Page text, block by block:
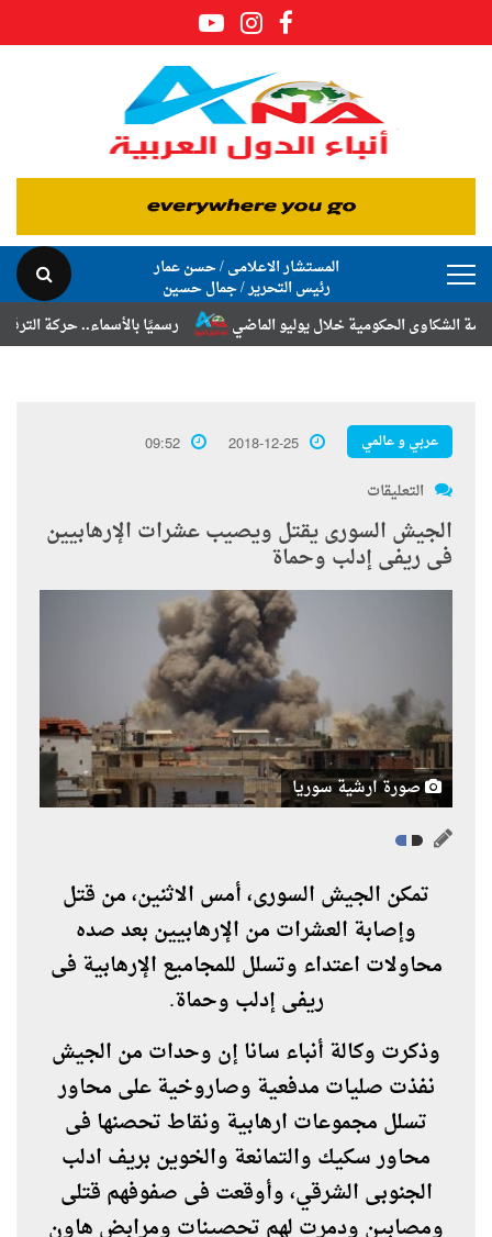
المستشار الاعلامى / حسن عمار
رئيس التحرير / جمال حسين
رسميًا بالأسماء.. حركة الترقيات
الحكومية خلال يوليو الماضي
عربي و عالمي 2018-12-25
09:52
التعليقات
الجيش السورى يقتل ويصيب عشرات الإرهابيين
فى ريفى إدلب وحماة
صورة ارشية سوريا
تمكن الجيش السورى، أمس الاثنين، من قتل
وإصابة العشرات من الإرهابيين بعد صده
محاولات اعتداء وتسلل للمجاميع الإرهابية فى
ريفى إدلب وحماة.
وذكرت وكالة أنباء سانا إن وحدات من الجيش
نفذت صليات مدفعية وصاروخية على محاور
تسلل مجموعات ارهابية ونقاط تحصنها فى
محاور سكيك والتمانعة والخوين بريف ادلب
الجنوبى الشرقي، وأوقعت فى صفوفهم قتلى
ومصابين ودمرت لهم تحصينات ومرابض هاون